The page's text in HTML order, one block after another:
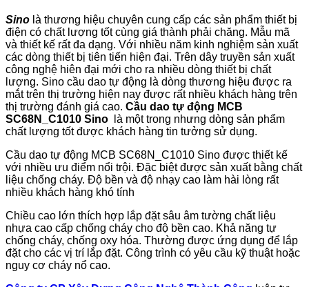
Sino là thương hiệu chuyên cung cấp các sản phẩm thiết bị
điện có chất lượng tốt cùng giá thành phải chăng. Mẫu mã
và thiết kế rất đa dạng. Với nhiều năm kinh nghiệm sản xuất
các dòng thiết bị tiên tiến hiện đại. Trên dây truyền sản xuất
công nghệ hiên đại mới cho ra nhiều dòng thiết bị chất
lượng. Sino cầu dao tự động là dòng thương hiệu được ra
mắt trên thị trường hiện nay được rất nhiều khách hàng trên
thị trường đánh giá cao. Cầu dao tự động MCB
SC68N_C1010 Sino
là một trong nhưng dòng sản phẩm
chất lượng tốt được khách hàng tin tưởng sử dụng.
Cầu dao tự động MCB SC68N_C1010 Sino được thiết kế
với nhiều ưu điểm nổi trội. Đặc biệt được sản xuất bằng chất
liệu chống cháy. Độ bền và độ nhạy cao làm hài lòng rất
nhiều khách hàng khó tính
Chiều cao lớn thích hợp lắp đặt sâu âm tường chất liệu
nhựa cao cấp chống cháy cho độ bền cao. Khả năng tự
chống cháy, chống oxy hóa. Thường được ứng dụng để lắp
đặt cho các vị trí lắp đặt. Công trình có yêu cầu kỹ thuật hoặc
nguy cơ cháy nổ cao.